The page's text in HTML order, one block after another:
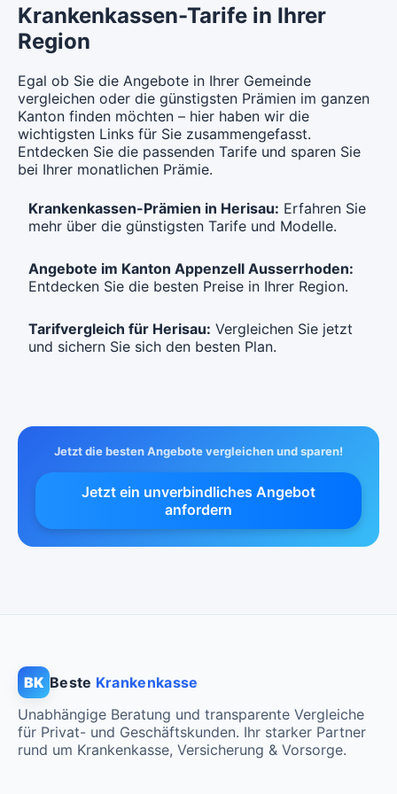
Mit Unfalldeckung: CHF 159.35
CHF 149.35
Standard Modell:
Ohne Unfalldeckung:
CHF 156.65
Mit Unfalldeckung: CHF 165.15
Hausarzt Modell:
Ohne Unfalldeckung:
CHF 147.15
Mit Unfalldeckung: CHF 155.15
Standard Modell:
Ohne Unfalldeckung:
CHF 162.15
Krankenkassen-Tarife in Ihrer
Region
Egal ob Sie die Angebote in Ihrer Gemeinde
vergleichen oder die günstigsten Prämien im ganzen
Kanton finden möchten – hier haben wir die
wichtigsten Links für Sie zusammengefasst.
Entdecken Sie die passenden Tarife und sparen Sie
bei Ihrer monatlichen Prämie.
Krankenkassen-Prämien in Herisau: Erfahren Sie
mehr über die günstigsten Tarife und Modelle.
Angebote im Kanton Appenzell Ausserrhoden:
Entdecken Sie die besten Preise in Ihrer Region.
Tarifvergleich für Herisau: Vergleichen Sie jetzt
und sichern Sie sich den besten Plan.
Jetzt die besten Angebote vergleichen und sparen!
Jetzt ein unverbindliches Angebot
anfordern
BK Beste Krankenkasse
Unabhängige Beratung und transparente Vergleiche
für Privat- und Geschäftskunden. Ihr starker Partner
rund um Krankenkasse, Versicherung & Vorsorge.